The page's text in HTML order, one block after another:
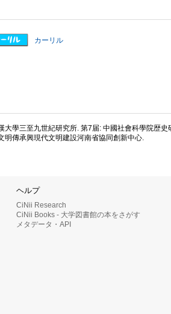
カーリル
學三至九世紀研究所. 第7届: 中國社會科學院歴
傳承興現代文明建設河南省協同創新中心.
ヘルプ
CiNii Research
CiNii Books - 大学図書館の本をさがす
メタデータ・API